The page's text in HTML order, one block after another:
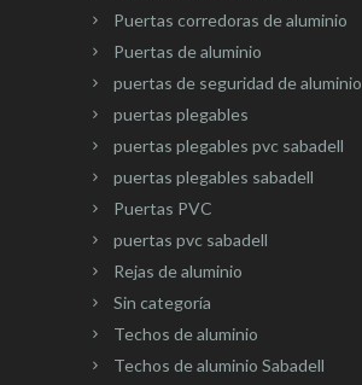
Puertas corredoras de aluminio
Puertas de aluminio
puertas de seguridad de aluminio
puertas plegables
puertas plegables pvc sabadell
puertas plegables sabadell
Puertas PVC
puertas pvc sabadell
Rejas de aluminio
Sin categoría
Techos de aluminio
Techos de aluminio Sabadell